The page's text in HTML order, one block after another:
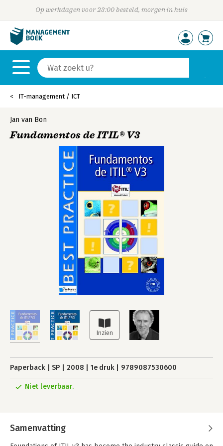
Op werkdagen voor 23:00 besteld, morgen in huis
IT-management / ICT
Jan van Bon
Fundamentos de ITIL® V3
Paperback SP 2008 1e druk 9789087530600
Niet leverbaar.
Samenvatting